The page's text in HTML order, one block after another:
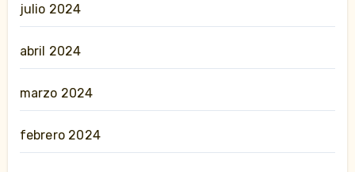
julio 2024
abril 2024
marzo 2024
febrero 2024